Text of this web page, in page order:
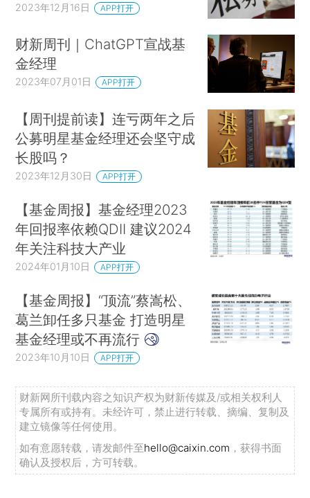
2023年12月16日 APP打开
财新周刊｜ChatGPT宣战基
金经理
2023年07月01日 APP打开
【周刊提前读】连亏两年之后
公募明星基金经理还会坚守成
长股吗？
2023年12月30日 APP打开
【基金周报】基金经理2023
年回报率依赖QDII 建议2024
年关注科技大产业
2024年01月10日 APP打开
【基金周报】“顶流”蔡嵩松、
葛兰卸任多只基金 打造明星
基金经理或不再流行
2023年10月10日 APP打开
财新网所刊载内容之知识产权为财新传媒及/或相关权利人
专属所有或持有。未经许可，禁止进行转载、摘编、复制及
建立镜像等任何使用。
如有意愿转载，请发邮件至hello@caixin.com ，获得书面
确认及授权后，方可转载。